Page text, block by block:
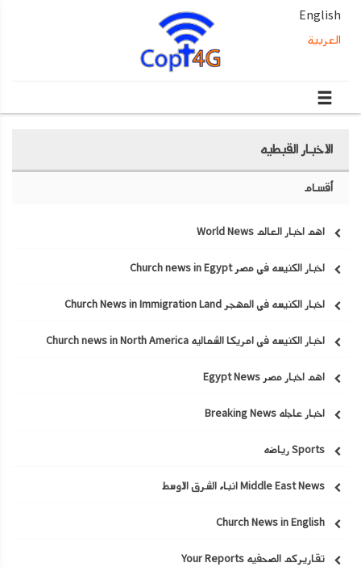
English
العربية
الاخبار القبطيه
أقسام
اهم اخبار العالم World News
اخبار الكنيسه في مصر Church news in Egypt
اخبار الكنيسه في المهجر Church News in Immigration Land
اخبار الكنيسه في امريكا الشماليه Church news in North America
اهم اخبار مصر Egypt News
اخبار عاجله Breaking News
Sports رياضه
Middle East News انباء الشرق الاوسط
Church News in English
تقاريركم الصحفيه Your Reports